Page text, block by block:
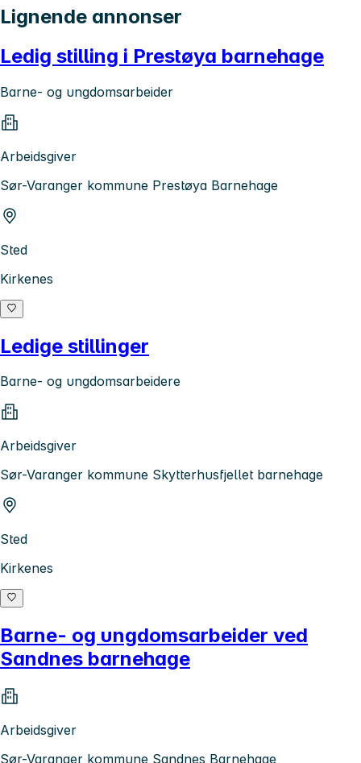
Lignende annonser
Ledig stilling i Prestøya barnehage
Barne- og ungdomsarbeider
Arbeidsgiver
Sør-Varanger kommune Prestøya Barnehage
Sted
Kirkenes
Ledige stillinger
Barne- og ungdomsarbeidere
Arbeidsgiver
Sør-Varanger kommune Skytterhusfjellet barnehage
Sted
Kirkenes
Barne- og ungdomsarbeider ved
Sandnes barnehage
Arbeidsgiver
Sør-Varanger kommune Sandnes Barnehage